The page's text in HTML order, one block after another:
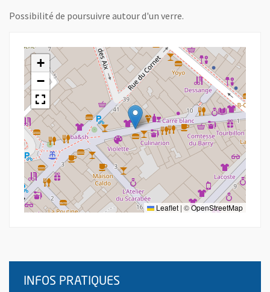
Possibilité de poursuivre autour d'un verre.
+
−
Leaflet | ©OpenStreetMap
INFOS PRATIQUES